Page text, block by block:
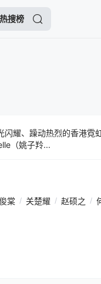
热搜榜
闪耀、躁动热烈的香港霓
（姚子羚...
棠 / 关楚耀 / 赵硕之 /